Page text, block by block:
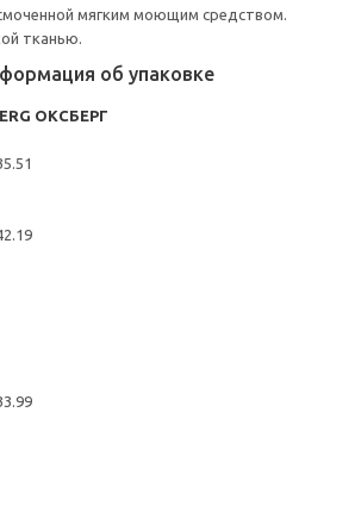
мягким моющим средством.
тканью.
об упаковке
ОКСБЕРГ